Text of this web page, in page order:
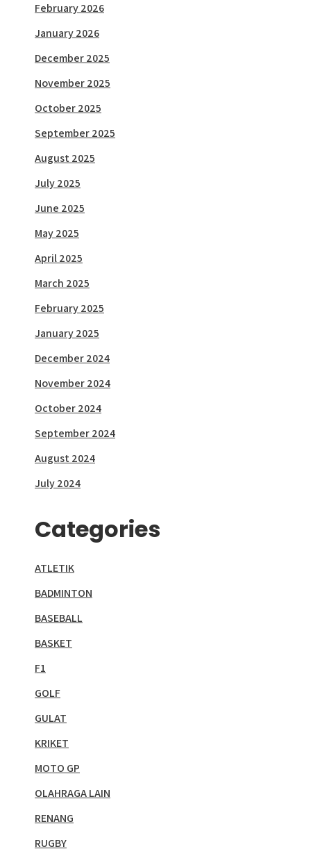
February 2026
January 2026
December 2025
November 2025
October 2025
September 2025
August 2025
July 2025
June 2025
May 2025
April 2025
March 2025
February 2025
January 2025
December 2024
November 2024
October 2024
September 2024
August 2024
July 2024
Categories
ATLETIK
BADMINTON
BASEBALL
BASKET
F1
GOLF
GULAT
KRIKET
MOTO GP
OLAHRAGA LAIN
RENANG
RUGBY